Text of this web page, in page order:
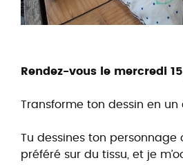
Rendez-vous le mercredi
Transforme ton dessin en un
Tu dessines ton personnage
préféré sur du tissu, et je